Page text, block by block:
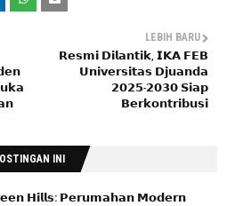
LEBIH BARU
𝗥𝗲𝘀𝗺𝗶 𝗗𝗶𝗹𝗮𝗻𝘁𝗶𝗸, 𝗜𝗞𝗔 𝗙𝗘𝗕
𝗨𝗻𝗶𝘃𝗲𝗿𝘀𝗶𝘁𝗮𝘀 𝗗𝗷𝘂𝗮𝗻𝗱𝗮
𝟮𝟬𝟮𝟱-𝟮𝟬𝟯𝟬 𝗦𝗶𝗮𝗽
𝗕𝗲𝗿𝗸𝗼𝗻𝘁𝗿𝗶𝗯𝘂𝘀𝗶
INI
𝗛𝗶𝗹𝗹𝘀: 𝗣𝗲𝗿𝘂𝗺𝗮𝗵𝗮𝗻 𝗠𝗼𝗱𝗲𝗿𝗻